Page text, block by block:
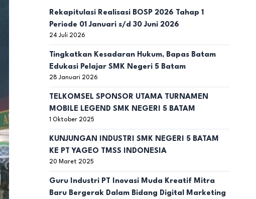
Rekapitulasi Realisasi BOSP 2026 Tahap 1
Periode 01 Januari s/d 30 Juni 2026
24 Juli 2026
Tingkatkan Kesadaran Hukum, Bapas Batam
Edukasi Pelajar SMK Negeri 5 Batam
28 Januari 2026
TELKOMSEL SPONSOR UTAMA TURNAMEN
MOBILE LEGEND SMK NEGERI 5 BATAM
1 Oktober 2025
KUNJUNGAN INDUSTRI SMK NEGERI 5 BATAM
KE PT YAGEO TMSS INDONESIA
20 Maret 2025
Guru Industri PT Inovasi Muda Kreatif Mitra
Baru Bergerak Dalam Bidang Digital Marketing